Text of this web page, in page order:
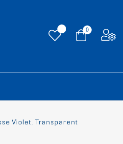
0
Violet, Transparent